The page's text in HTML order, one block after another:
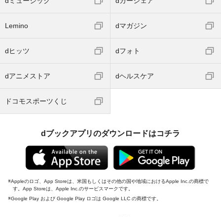
Lemino dマガジン
dヒッツ dフォト
dアニメストア dヘルスケア
ドコモスポーツくじ
dブックアプリのダウンロードはコチラ
Appleのロゴ、App Storeは、米国もしくはその他の国や地域におけるApple Inc.の商標で
す。App Storeは、Apple Inc.のサービスマークです。
Google Play および Google Play ロゴは Google LLC の商標です。